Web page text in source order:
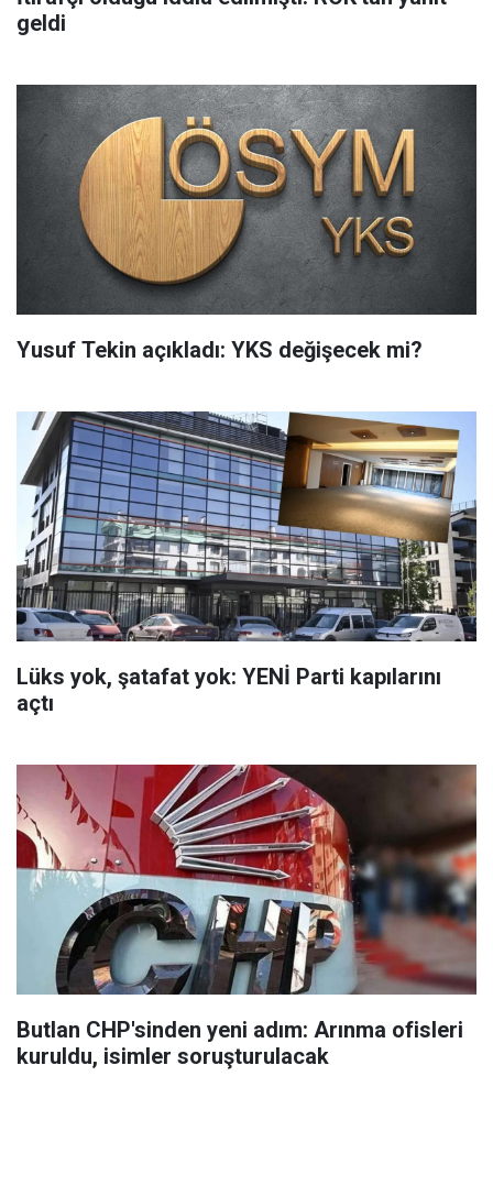
geldi
Yusuf Tekin açıkladı: YKS değişecek mi?
Lüks yok, şatafat yok: YENİ Parti kapılarını
açtı
Butlan CHP'sinden yeni adım: Arınma ofisleri
kuruldu, isimler soruşturulacak